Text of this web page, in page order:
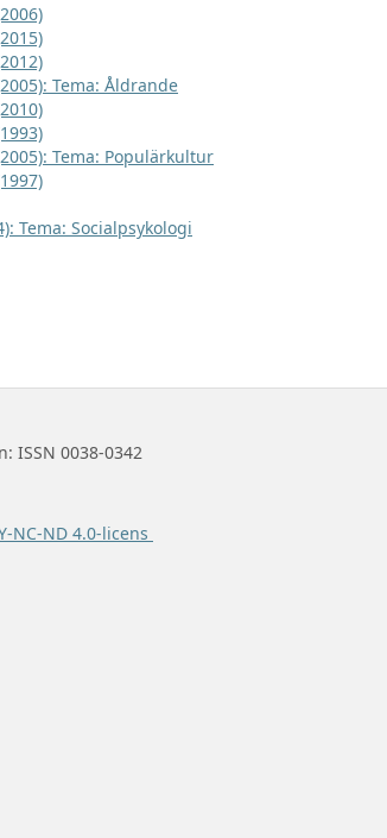
Tema: Åldrande
Tema: Populärkultur
Tema: Socialpsykologi
ISSN 0038-0342
NC-ND 4.0-licens